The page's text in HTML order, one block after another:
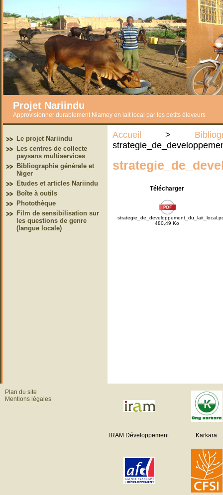
Projet Nariindu
Approvisionner durablement Niamey en lait local par les petits éleveurs
Le projet Nariindu
Les centres de collecte
paysans multiservices
Bibliographie générale et
Niger
Etudes et articles Nariindu
Boîte à outils
Photothèque
Film de sensibilisation sur
les questions de genre
(langue locale)
Accueil >
Télécharger
480,49 Ko
Plan du site
Mentions légales
IRAM Développement Karkara